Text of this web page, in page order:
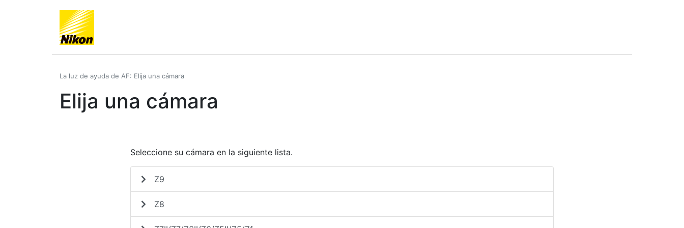
La luz de ayuda de AF: Elija una cámara
Elija una cámara
Seleccione su cámara en la siguiente lista.
Z9
Z8